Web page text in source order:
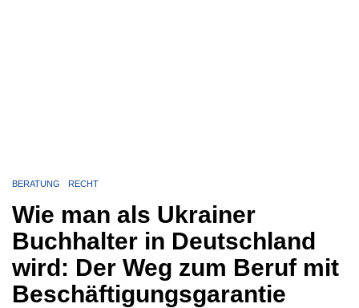
BERATUNG RECHT
Wie man als Ukrainer
Buchhalter in Deutschland
wird: Der Weg zum Beruf mit
Beschäftigungsgarantie